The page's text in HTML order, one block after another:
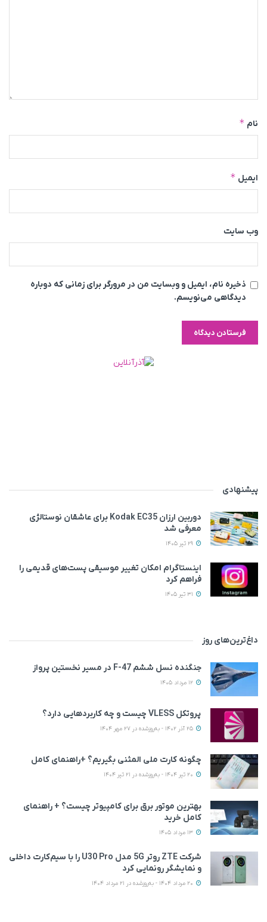
نام *
ایمیل *
وب‌ سایت
ذخیره نام، ایمیل و وبسایت من در مرورگر برای زمانی که دوباره
دیدگاهی می‌نویسم.
پیشنهادی
دوربین ارزان Kodak EC35 برای عاشقان نوستالژی
معرفی شد
اینستاگرام امکان تغییر موسیقی پست‌های قدیمی را
فراهم کرد
داغ‌ترین‌های روز
جنگنده نسل ششم F-47 در مسیر نخستین پرواز
پروتکل VLESS چیست و چه کاربردهایی دارد؟
چگونه کارت ملی المثنی بگیریم؟ +راهنمای کامل
بهترین موتور برق برای کامپیوتر چیست؟ + راهنمای
کامل خرید
شرکت ZTE روتر 5G مدل U30 Pro را با سیم‌کارت داخلی
و نمایشگر رونمایی کرد